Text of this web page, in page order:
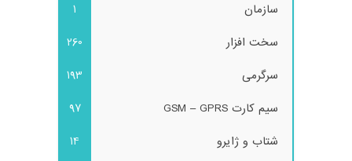
سازمان
1
سخت افزار
260
سرگرمی
193
سیم کارت GSM – GPRS
97
شتاب و ژایرو
14